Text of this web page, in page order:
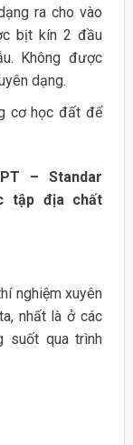
ra cho vào
bịt kín 2 đầu
Không được
dạng.
cơ học đất để
– Standar
tập địa chất
nghiệm xuyên
nhất là ở các
suốt qua trình